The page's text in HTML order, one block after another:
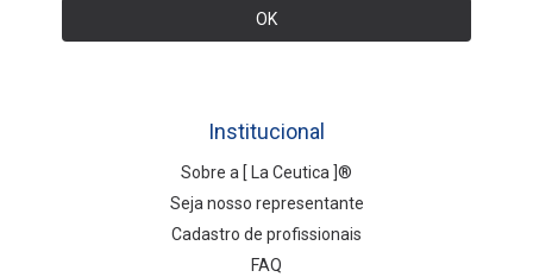
Institucional
Sobre a [ La Ceutica ]®
Seja nosso representante
Cadastro de profissionais
FAQ